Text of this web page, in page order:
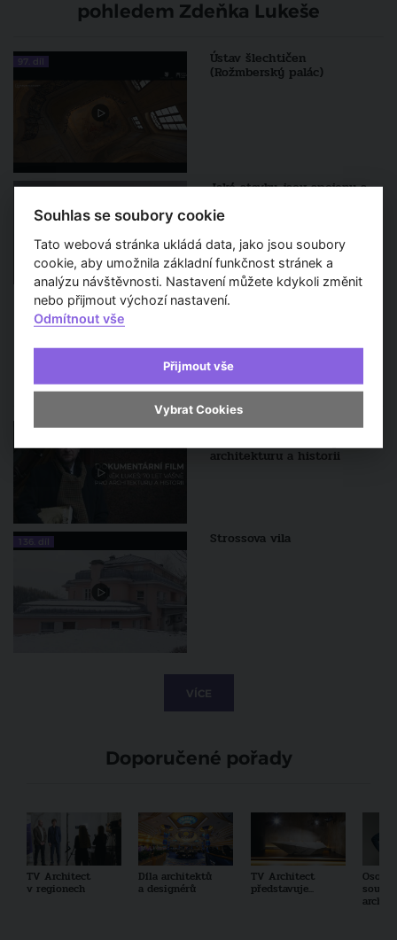
pohledem Zdeňka Lukeše
97. díl Ústav šlechtičen
(Rožmberský palác)
Jaké stavby jsou spojeny s
revoluce?
Sledujte také
DOKUMENTÁRNÍ FILM: Zdeněk
architekturu a historii
136. díl Strossova vila
VÍCE
Doporučené pořady
TV Architect
v regionech
Díla architektů
a designérů
TV Architect
představuje...
Souhlas se soubory cookie
Tato webová stránka ukládá data, jako jsou soubory
cookie, aby umožnila základní funkčnost stránek a
analýzu návštěvnosti. Nastavení můžete kdykoli změnit
nebo přijmout výchozí nastavení.
Odmítnout vše
Přijmout vše
Vybrat Cookies